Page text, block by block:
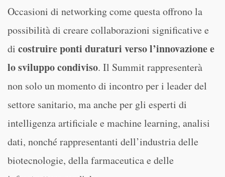
Occasioni di networking come questa offrono la
possibilità di creare collaborazioni significative e
di costruire ponti duraturi verso l’innovazione e
lo sviluppo condiviso. Il Summit rappresenterà
non solo un momento di incontro per i leader del
settore sanitario, ma anche per gli esperti di
intelligenza artificiale e machine learning, analisi
dati, nonché rappresentanti dell’industria delle
biotecnologie, della farmaceutica e delle